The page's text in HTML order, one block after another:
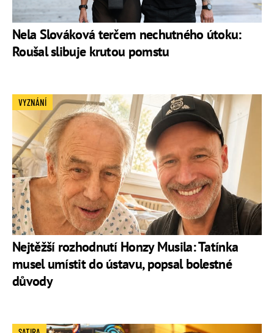
Nela Slováková terčem nechutného útoku:
Roušal slibuje krutou pomstu
Nejtěžší rozhodnutí Honzy Musila: Tatínka
musel umístit do ústavu, popsal bolestné
důvody
VYZNÁNÍ